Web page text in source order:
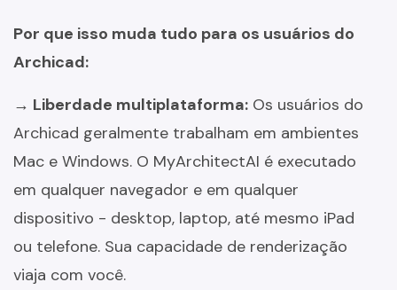
Por que isso muda tudo para os usuários do
Archicad:
→ Liberdade multiplataforma: Os usuários do
Archicad geralmente trabalham em ambientes
Mac e Windows. O MyArchitectAI é executado
em qualquer navegador e em qualquer
dispositivo - desktop, laptop, até mesmo iPad
ou telefone. Sua capacidade de renderização
viaja com você.